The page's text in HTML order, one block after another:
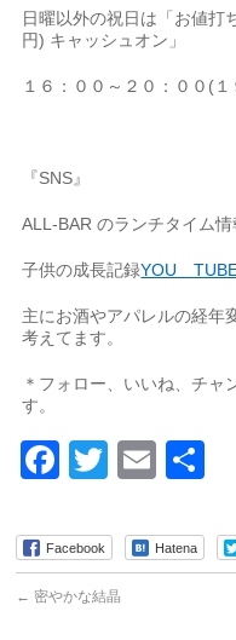
日曜以外の祝日は「お値
円) キャッシュオン」
１６：００～２０：００(
『SNS』
ALL-BAR のランチタイム情
子供の成長記録YOU
主にお酒やアパレルの経年
考えてます。
＊フォロー、いいね、チャ
す。
Facebook
TwitterEmail
Facebook Hatena
← 密やかな結晶